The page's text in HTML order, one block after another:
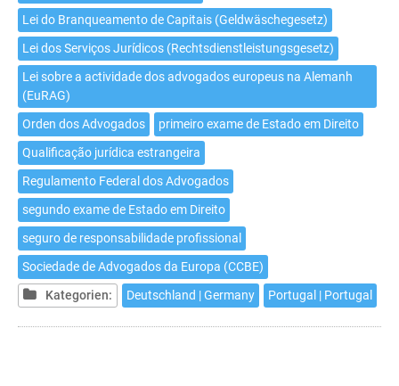
Lei do Branqueamento de Capitais (Geldwäschegesetz)
Lei dos Serviços Jurídicos (Rechtsdienstleistungsgesetz)
Lei sobre a actividade dos advogados europeus na Alemanh
(EuRAG)
Orden dos Advogados
primeiro exame de Estado em Direito
Qualificação jurídica estrangeira
Regulamento Federal dos Advogados
segundo exame de Estado em Direito
seguro de responsabilidade profissional
Sociedade de Advogados da Europa (CCBE)
Kategorien:
Deutschland | Germany Portugal | Portugal